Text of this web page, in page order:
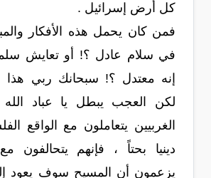
كل أرض إسرائيل .
فمن كان يحمل هذه الأفكار
في سلام عادل ؟! أو تعايش
إنه معتدل ؟! سبحانك ربي هذا
لكن العجب يبطل يا عباد الله
الغربيين يتعاملون مع الواقع
دينيا بحتاً ، فإنهم يتحالفون
يزعمون أن المسيح سوف يعود